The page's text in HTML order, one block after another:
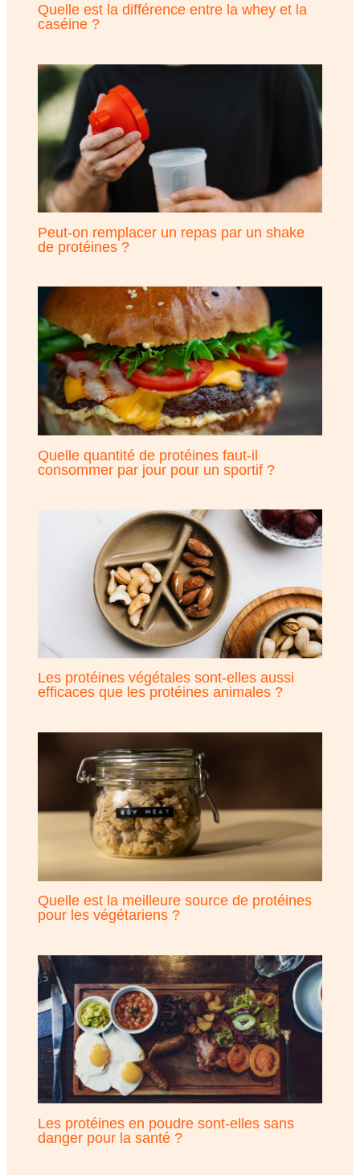
Quelle est la différence entre la whey et la
caséine ?
Peut-on remplacer un repas par un shake
de protéines ?
Quelle quantité de protéines faut-il
consommer par jour pour un sportif ?
Les protéines végétales sont-elles aussi
efficaces que les protéines animales ?
Quelle est la meilleure source de protéines
pour les végétariens ?
Les protéines en poudre sont-elles sans
danger pour la santé ?